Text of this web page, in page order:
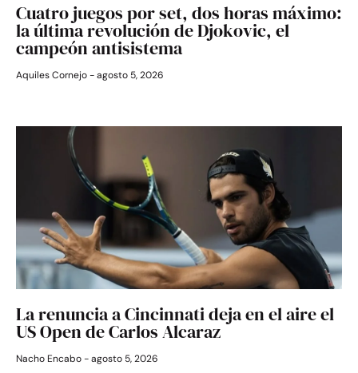
Cuatro juegos por set, dos horas máximo:
la última revolución de Djokovic, el
campeón antisistema
Aquiles Cornejo agosto 5, 2026
La renuncia a Cincinnati deja en el aire el
US Open de Carlos Alcaraz
Nacho Encabo agosto 5, 2026